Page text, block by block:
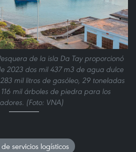
de la isla Da Tay proporcionó
2023 dos mil 437 m3 de agua dulce
mil litros de gasóleo, 29 toneladas
mil árboles de piedra para los
(Foto: VNA)
servicios logísticos